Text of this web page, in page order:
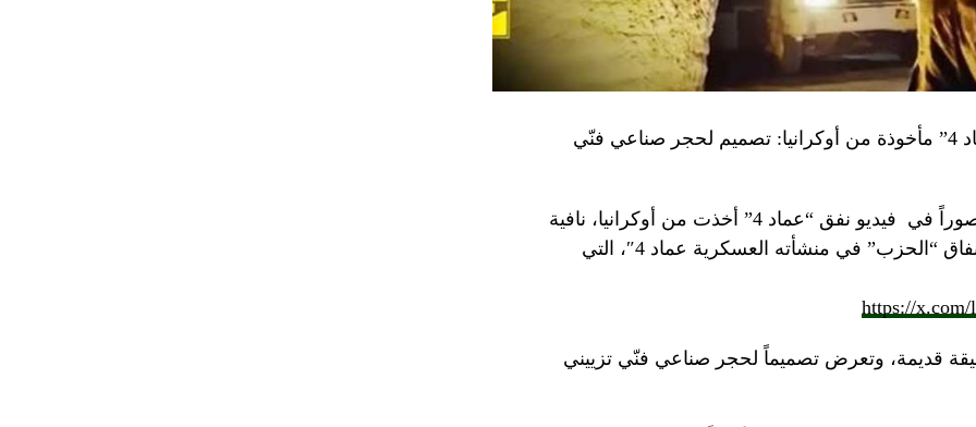
“النهار” تكشف حقيقة صور في فيديو نفق “عماد 4” مأخوذة من أوكرانيا: تصميم لحجر صناعي فنّي
في فيديو
نفق “عماد 4” أخذت من أوكرانيا، نافية
المزاعم المتداولة حول صورة “ملتقطة داخل أنفاق “الحزب” في منشأته العسكرية عماد 4″، التي
https://x.com/
قديمة، وتعرض تصميماً لحجر صناعي فنّي تزييني